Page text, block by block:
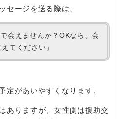
セージを送る際は、
会えませんか？OKなら、会
てください」
定があいやすくなります。
ありますが、女性側は援助交